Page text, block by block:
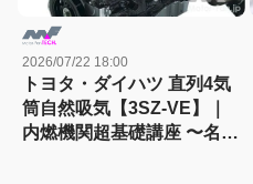
2026/07/22 18:00
トヨタ・ダイハツ 直列4気
筒自然吸気【3SZ-VE】｜
内燃機関超基礎講座 〜名作